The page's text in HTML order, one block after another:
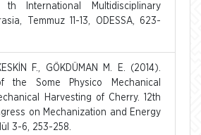
th International Multidisciplinary
Temmuz 11-13, ODESSA, 623-
F., GÖKDÜMAN M. E. (2014).
the Some Physico Mechanical
Harvesting of Cherry. 12th
on Mechanization and Energy
3-6, 253-258.